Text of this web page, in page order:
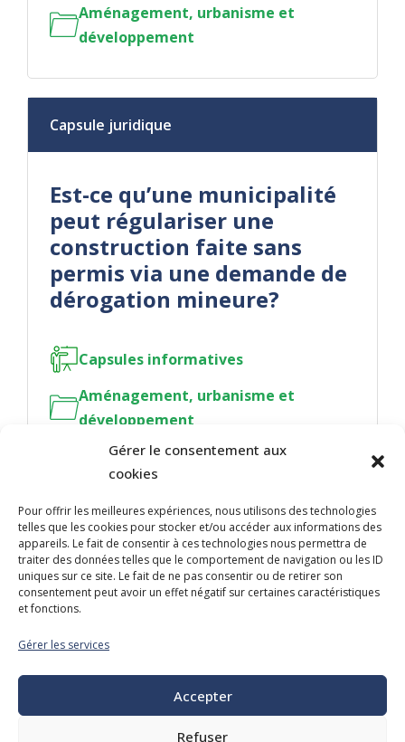
Gérer le consentement aux
cookies
Pour offrir les meilleures expériences, nous utilisons des technologies
telles que les cookies pour stocker et/ou accéder aux informations des
appareils. Le fait de consentir à ces technologies nous permettra de
traiter des données telles que le comportement de navigation ou les ID
uniques sur ce site. Le fait de ne pas consentir ou de retirer son
consentement peut avoir un effet négatif sur certaines caractéristiques
et fonctions.
Gérer les services
Accepter
Refuser
Aménagement, urbanisme et
développement
Capsule juridique
Est-ce qu’une municipalité
peut régulariser une
construction faite sans
permis via une demande de
dérogation mineure?
Capsules informatives
Aménagement, urbanisme et
développement
NOUS JOINDRE
400, boulevard Jean-Lesage
Hall Est, bureau 535